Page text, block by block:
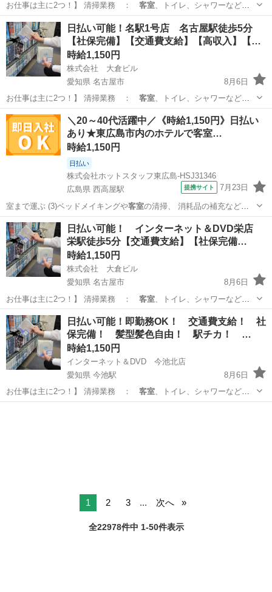
お仕事は主に2つ！】 清掃業務 ： 客室、トイレ、シャワーなどの
共有部の清掃 …
愛知 名古屋市 フロント
日払い可能！名駅1号店 名古屋駅徒歩5分
【社保完備】【交通費支給】【高収入】【…
時給1,150円
株式会社 大倉ビル
愛知県 名古屋市
8月6日
お仕事は主に2つ！】 清掃業務 ： 客室、トイレ、シャワーなどの
共有部の清掃 …
愛知 名古屋市 フロント
＼20～40代活躍中／《時給1,150円》日払い
あり★東広島市内のホテルで客室…
時給1,150円
日払い
株式会社ホットスタッフ東広島-HSJ31346
広島県 西高屋駅
提携サイト 7月23日
室まで運ぶ (3)ベッドメイキングや客室の清掃、 消耗品の補充などを
行う …
広島 西高屋駅 清掃
日払い可能！ インターネット＆DVD栄店
栄駅徒歩5分【交通費支給】【社保完備…
時給1,150円
株式会社 大倉ビル
愛知県 名古屋市
8月6日
お仕事は主に2つ！】 清掃業務 ： 客室、トイレ、シャワーなどの
共有部の清掃 …
愛知 名古屋市 フロント
日払い可能！即勤務OK！ 交通費支給！ 社
保完備！ 髪型髪色自由！ 駅チカ！ …
時給1,150円
インターネット＆DVD 今池北店
愛知県 今池駅
8月6日
お仕事は主に2つ！】 清掃業務 ： 客室、トイレ、シャワーなどの
共有部の清掃 …
1 2 3 ... 次へ
全22978件中 1-50件表示